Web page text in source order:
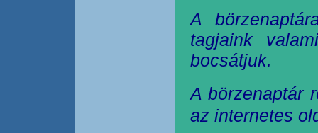
A
tagjaink
bocsátjuk.
A börzenaptár
az internetes